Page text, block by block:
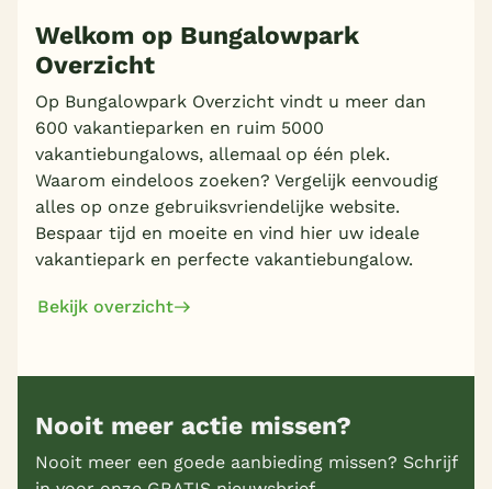
Welkom op Bungalowpark
Overzicht
Op Bungalowpark Overzicht vindt u meer dan
600 vakantieparken en ruim 5000
vakantiebungalows, allemaal op één plek.
Waarom eindeloos zoeken? Vergelijk eenvoudig
alles op onze gebruiksvriendelijke website.
Bespaar tijd en moeite en vind hier uw ideale
vakantiepark en perfecte vakantiebungalow.
Bekijk overzicht
Nooit meer actie missen?
Nooit meer een goede aanbieding missen? Schrijf